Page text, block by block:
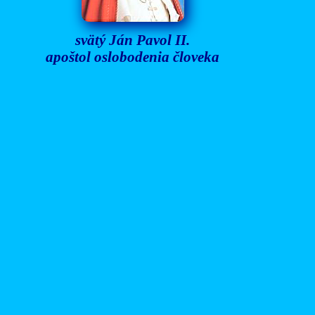
svätý Ján Pavol II.
apoštol oslobodenia človeka